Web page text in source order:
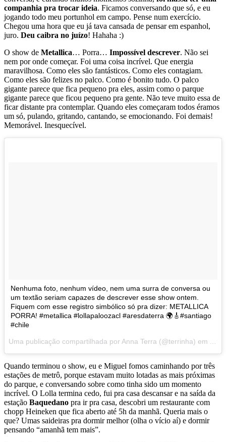
companhia pra trocar ideia. Ficamos conversando que só, e eu
jogando todo meu portunhol em campo. Pense num exercício.
Chegou uma hora que eu já tava cansada de pensar em espanhol,
juro. Deu caibra no juízo! Hahaha :)
O show de Metallica… Porra… Impossível descrever. Não sei
nem por onde começar. Foi uma coisa incrível. Que energia
maravilhosa. Como eles são fantásticos. Como eles contagiam.
Como eles são felizes no palco. Como é bonito tudo. O palco
gigante parece que fica pequeno pra eles, assim como o parque
gigante parece que ficou pequeno pra gente. Não teve muito essa de
ficar distante pra contemplar. Quando eles começaram todos éramos
um só, pulando, gritando, cantando, se emocionando. Foi demais!
Memorável. Inesquecível.
Nenhuma foto, nenhum vídeo, nem uma surra de conversa ou
um textão seriam capazes de descrever esse show ontem.
Fiquem com esse registro simbólico só pra dizer: METALLICA
PORRA! #metallica #lollapaloozacl #aresdaterra 🌍🎸#santiago
#chile
Uma publicação compartilhada por Anna Terra (@terrinha) em
Abr
Quando terminou o show, eu e Miguel fomos caminhando por três
estações de metrô, porque estavam muito lotadas as mais próximas
do parque, e conversando sobre como tinha sido um momento
incrível. O Lolla termina cedo, fui pra casa descansar e na saída da
estação Baquedano pra ir pra casa, descobri um restaurante com
chopp Heineken que fica aberto até 5h da manhã. Queria mais o
que? Umas saideiras pra dormir melhor (olha o vício aí) e dormir
pensando “amanhã tem mais”.